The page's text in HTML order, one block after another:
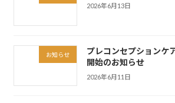
2026年6月13日
お知らせ
プレコンセプションケ
開始のお知らせ
2026年6月11日